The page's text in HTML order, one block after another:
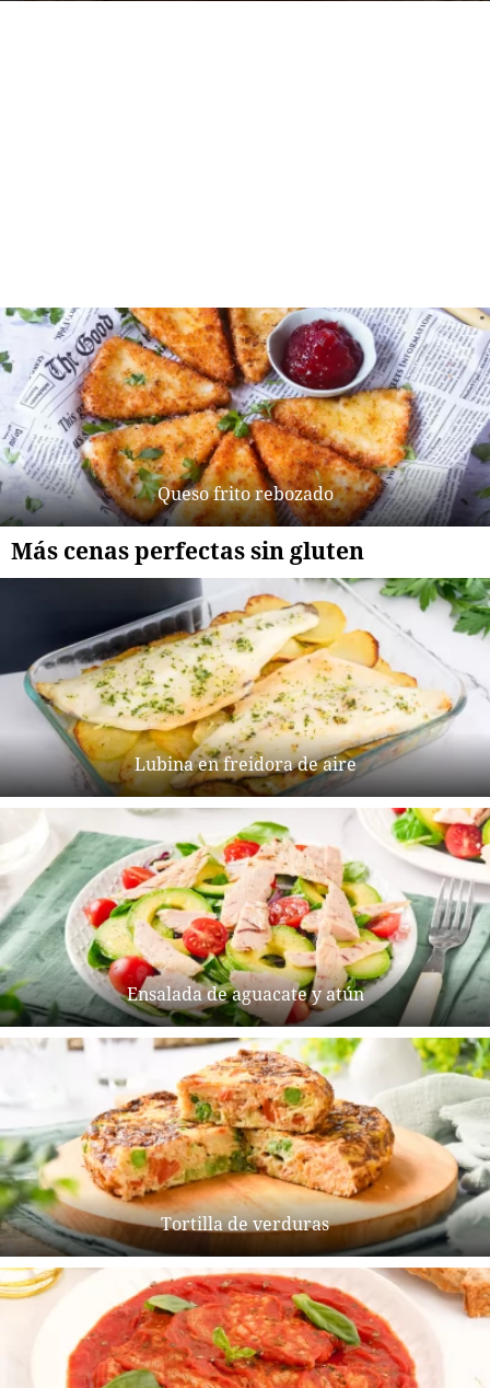
Queso frito rebozado
Más cenas perfectas sin gluten
Lubina en freidora de aire
Ensalada de aguacate y atún
Tortilla de verduras